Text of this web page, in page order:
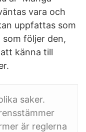
vara och
uppfattas som
som följer den,
känna till
saker.
är reglerna